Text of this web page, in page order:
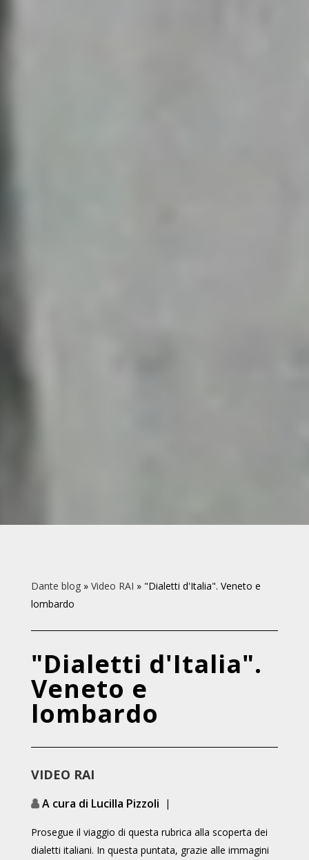
Dante blog» Video RAI » "Dialetti d'Italia". Veneto e
lombardo
"Dialetti d'Italia".
Veneto e
lombardo
VIDEO RAI
A cura di Lucilla Pizzoli |
Prosegue il viaggio di questa rubrica alla scoperta dei
dialetti italiani. In questa puntata, grazie alle immagini